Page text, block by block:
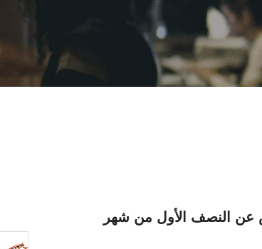
عن النصف الأول من شهر